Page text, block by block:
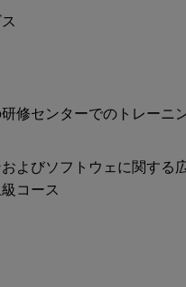
修センターでのトレーニ
よびソフトウェに関する
コース